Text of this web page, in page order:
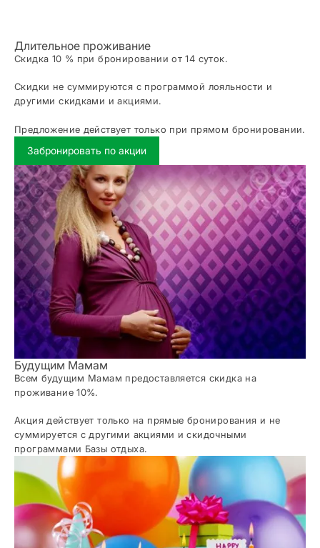
Длительное проживание
Скидка 10 % при бронировании от 14 суток.
Скидки не суммируются с программой лояльности и
другими скидками и акциями.
Предложение действует только при прямом бронировании.
Забронировать по акции
Будущим Мамам
Всем будущим Мамам предоставляется скидка на
проживание 10%.
Акция действует только на прямые бронирования и не
суммируется с другими акциями и скидочными
программами Базы отдыха.